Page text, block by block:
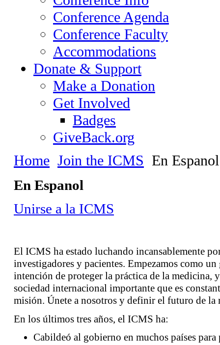
Conference Agenda
Conference Faculty
Accommodations
Donate & Support
Make a Donation
Get Involved
Badges
GiveBack.org
Home Join the ICMS En Espanol
En Espanol
Unirse a la ICMS
El ICMS ha estado luchando incansablemente
investigadores y pacientes. Empezamos como
intención de proteger la práctica de la medicina,
sociedad internacional importante que es
misión. Únete a nosotros y definir el futuro de la
En los últimos tres años, el ICMS ha:
Cabildeó al gobierno en muchos países